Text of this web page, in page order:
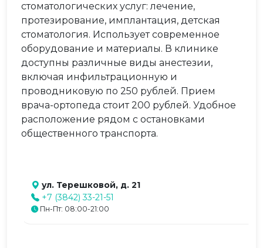
стоматологических услуг: лечение,
протезирование, имплантация, детская
стоматология. Использует современное
оборудование и материалы. В клинике
доступны различные виды анестезии,
включая инфильтрационную и
проводниковую по 250 рублей. Прием
врача-ортопеда стоит 200 рублей. Удобное
расположение рядом с остановками
общественного транспорта.
ул. Терешковой, д. 21
+7 (3842) 33-21-51
Пн-Пт: 08:00-21:00